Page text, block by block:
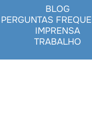
BLOG
PERGUNTAS
IMPRENSA
TRABALHO